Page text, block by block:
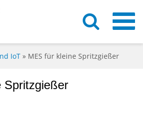
IoT » MES für kleine Spritzgießer
Spritzgießer